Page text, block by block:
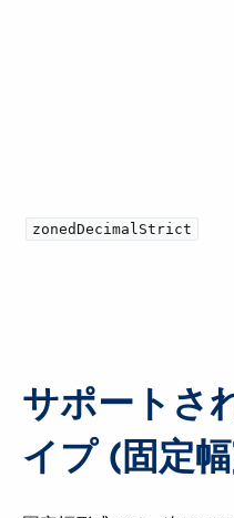
zonedDecimalStrict
サポートさ
イプ (固定